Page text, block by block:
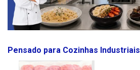
Pensado para Cozinhas Industriais